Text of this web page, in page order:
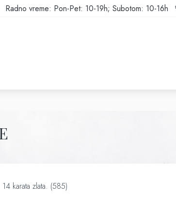
Radno vreme: Pon-Pet: 10-19h; Subotom: 10-16h
karata zlata. (585)